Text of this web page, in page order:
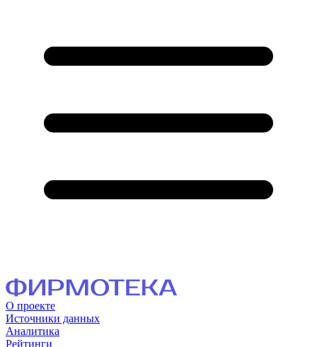
О проекте
Источники данных
Аналитика
Рейтинги